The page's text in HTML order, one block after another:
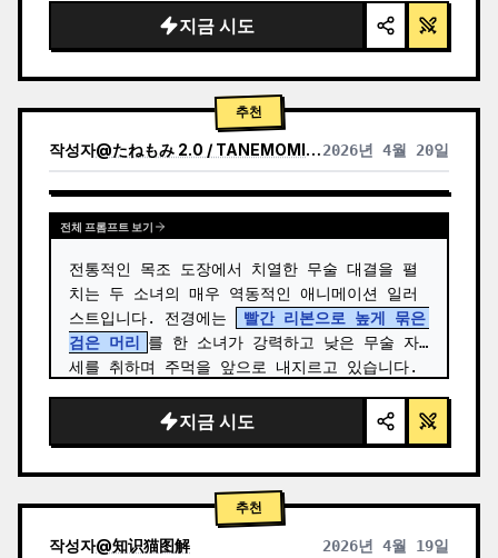
    "background": "왼쪽에는 '
SPACEX ' 텍
스트가 있는 화면,…
지금 시도
추천
작성자@たねもみ 2.0 / TANEMOMI VER2.0 2026년 4월 20일
전체 프롬프트 보기
전통적인 목조 도장에서 치열한 무술 대결을 펼
치는 두 소녀의 매우 역동적인 애니메이션 일러
스트입니다. 전경에는
빨간 리본으로 높게 묶은
검은 머리
를 한 소녀가 강력하고 낮은 무술 자
세를 취하며 주먹을 앞으로 내지르고 있습니다.
지금 시도
추천
작성자@知识猫图解 2026년 4월 19일